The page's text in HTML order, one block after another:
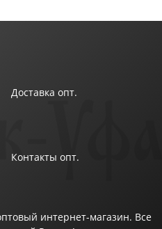
Доставка опт.
Контакты опт.
интернет-магазин. Все